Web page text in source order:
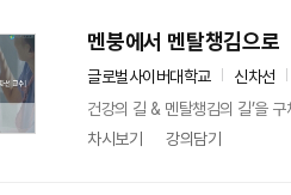
멘붕에서 멘탈챙김으로
글로벌사이버대학교
신차선
건강의 길 & 멘탈챙김의 길’을
차시보기
강의담기